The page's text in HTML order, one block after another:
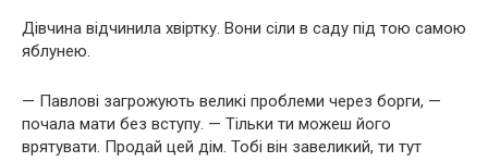
Дівчина відчинила хвіртку. Вони сіли в саду під тою самою
яблунею.
— Павлові загрожують великі проблеми через борги, —
почала мати без вступу. — Тільки ти можеш його
врятувати. Продай цей дім. Тобі він завеликий, ти тут